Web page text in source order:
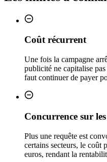
Coût récurrent
Une fois la campagne
publicité ne capitalise
faut continuer de payer
Concurrence sur
Plus une requête est
certains secteurs, le coût
euros, rendant la